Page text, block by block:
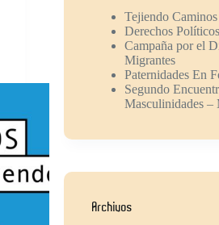
Tejiendo
Derechos
Campaña por el
Migrantes
Paternidades En
Segundo
Masculinidades –
Archivos